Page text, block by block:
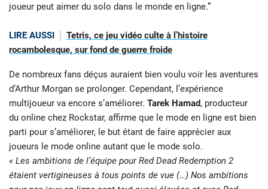
joueur peut aimer du solo dans le monde en ligne.”
LIRE AUSSI
Tetris, ce jeu vidéo culte à l’histoire
rocambolesque, sur fond de guerre froide
De nombreux fans déçus auraient bien voulu voir les aventures
d’Arthur Morgan se prolonger. Cependant, l’expérience
multijoueur va encore s’améliorer. Tarek Hamad, producteur
du online chez Rockstar, affirme que le mode en ligne est bien
parti pour s’améliorer, le but étant de faire apprécier aux
joueurs le mode online autant que le mode solo.
« Les ambitions de l’équipe pour Red Dead Redemption 2
étaient vertigineuses à tous points de vue (…) Nos ambitions